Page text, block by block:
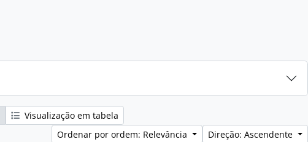
Visualização em tabela
Ordenar por ordem: Relevância
Direção: Ascendente